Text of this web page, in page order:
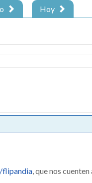
Hoy
flipandia, que nos